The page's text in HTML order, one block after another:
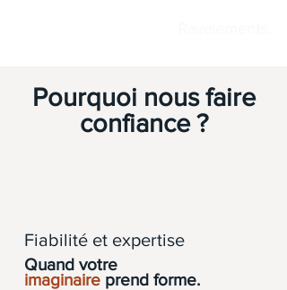
Pourquoi nous faire
confiance ?
Fiabilité et expertise
Quand votre
imaginaire prend forme.